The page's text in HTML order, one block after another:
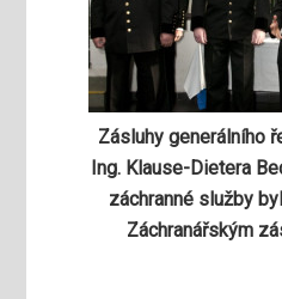
Zásluhy generálního
Ing. Klause-Dietera
záchranné služby
Záchranářským